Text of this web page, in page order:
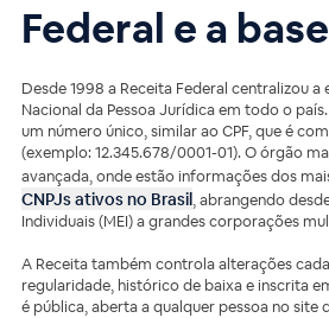
Federal e a
Desde 1998 a Receita Federal centralizou
Nacional da Pessoa Jurídica em todo o
um número único, similar ao CPF, que é
(exemplo: 12.345.678/0001-01). O órgão
avançada, onde estão informações dos
CNPJs ativos no Brasil, abrangendo
Individuais (MEI) a grandes corporações
A Receita também controla alterações
regularidade, histórico de baixa e inscrita
é pública, aberta a qualquer pessoa no site